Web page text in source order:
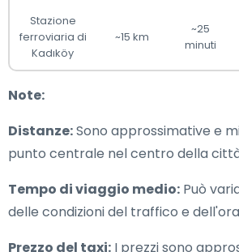
Stazione
ferroviaria di
Kadıköy
~15 km
~25
minuti
Note:
Distanze:Sono approssimative e
punto centrale nel centro della
Tempo di viaggio medio: Può
delle condizioni del traffico e
Prezzo del taxi: I prezzi sono